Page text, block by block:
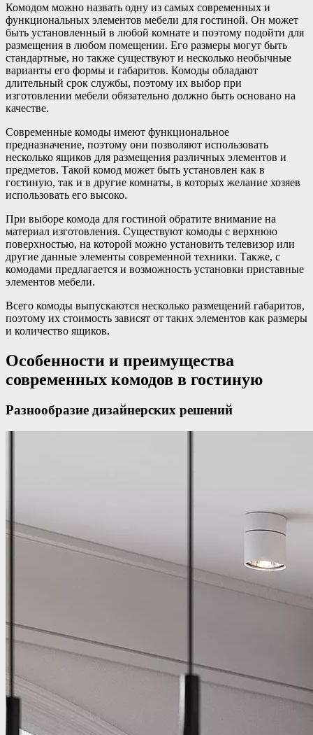
Комодом можно назвать одну из самых современных и
функциональных элементов мебели для гостиной. Он может
быть установленный в любой комнате и поэтому подойти для
размещения в любом помещении. Его размеры могут быть
стандартные, но также существуют и несколько необычные
варианты его формы и габаритов. Комоды обладают
длительный срок службы, поэтому их выбор при
изготовлении мебели обязательно должно быть основано на
качестве.
Современные комоды имеют функциональное
предназначение, поэтому они позволяют использовать
несколько ящиков для размещения различных элементов и
предметов. Такой комод может быть установлен как в
гостиную, так и в другие комнаты, в которых желание хозяев
использовать его высоко.
При выборе комода для гостиной обратите внимание на
материал изготовления. Существуют комоды с верхнюю
поверхностью, на которой можно установить телевизор или
другие данные элементы современной техники. Также, с
комодами предлагается и возможность установки приставные
элементов мебели.
Всего комоды выпускаются несколько размещений габаритов,
поэтому их стоимость зависят от таких элементов как размеры
и количество ящиков.
Особенности и преимущества
современных комодов в гостиную
Разнообразие дизайнерских решений